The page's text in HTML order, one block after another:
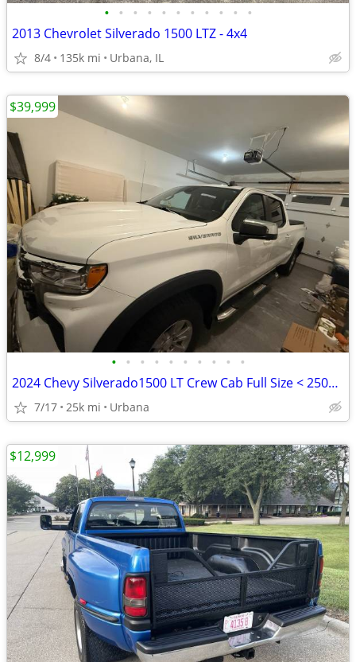
• • • • • • • • • • •
2013 Chevrolet Silverado 1500 LTZ - 4x4
8/4 135k mi Urbana, IL
• • • • • • • • • •
2024 Chevy Silverado1500 LT Crew Cab Full Size < 25000 Miles
7/17 25k mi Urbana
$39,999
$12,999